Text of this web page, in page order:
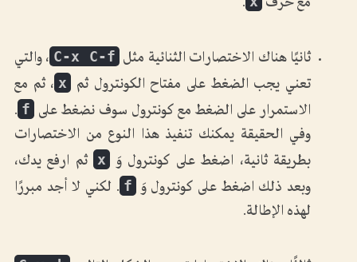
مع حرف .
ثانيًا هناك الاختصارات الثنائية مثل C-x C-f ، والتي
تعني يجب الضغط على مفتاح الكونترول ثم x ، ثم مع
الاستمرار على الضغط مع كونترول سوف نضغط على f
.
وفي الحقيقة يمكنك تنفيذ هذا النوع من الاختصارات
بطريقة ثانية، اضغط على كونترول وَ x ثم ارفع يدك،
وبعد ذلك اضغط على كونترول وَ f . لكني لا أجد مبررًا
لهذه الإطالة.